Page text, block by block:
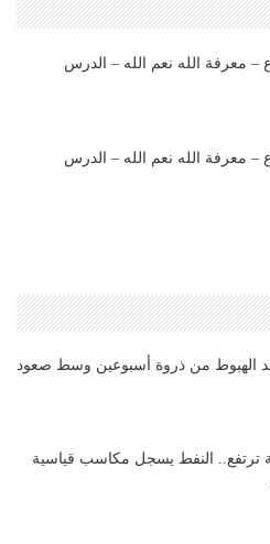
– معرفة الله نعم الله – الدرس
– معرفة الله نعم الله – الدرس
الهبوط من ذروة أسبوعين وسط صعود
ترتفع.. النفط يسجل مكاسب قياسية